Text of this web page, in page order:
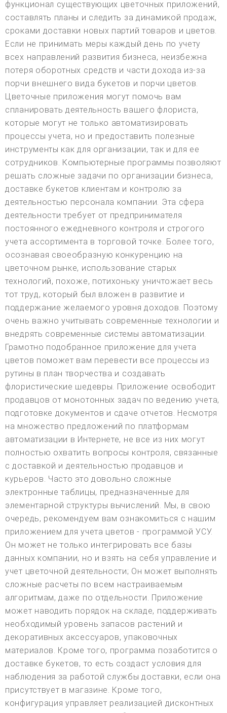
функционал существующих цветочных приложений,
составлять планы и следить за динамикой продаж,
сроками доставки новых партий товаров и цветов.
Если не принимать меры каждый день по учету
всех направлений развития бизнеса, неизбежна
потеря оборотных средств и части дохода из-за
порчи внешнего вида букетов и порчи цветов.
Цветочные приложения могут помочь вам
спланировать деятельность вашего флориста,
которые могут не только автоматизировать
процессы учета, но и предоставить полезные
инструменты как для организации, так и для ее
сотрудников. Компьютерные программы позволяют
решать сложные задачи по организации бизнеса,
доставке букетов клиентам и контролю за
деятельностью персонала компании. Эта сфера
деятельности требует от предпринимателя
постоянного ежедневного контроля и строгого
учета ассортимента в торговой точке. Более того,
осознавая своеобразную конкуренцию на
цветочном рынке, использование старых
технологий, похоже, потихоньку уничтожает весь
тот труд, который был вложен в развитие и
поддержание желаемого уровня доходов. Поэтому
очень важно учитывать современные технологии и
внедрять современные системы автоматизации.
Грамотно подобранное приложение для учета
цветов поможет вам перевести все процессы из
рутины в план творчества и создавать
флористические шедевры. Приложение освободит
продавцов от монотонных задач по ведению учета,
подготовке документов и сдаче отчетов. Несмотря
на множество предложений по платформам
автоматизации в Интернете, не все из них могут
полностью охватить вопросы контроля, связанные
с доставкой и деятельностью продавцов и
курьеров. Часто это довольно сложные
электронные таблицы, предназначенные для
элементарной структуры вычислений. Мы, в свою
очередь, рекомендуем вам ознакомиться с нашим
приложением для учета цветов - программой УСУ.
Он может не только интегрировать все базы
данных компании, но и взять на себя управление и
учет цветочной деятельности; Он может выполнять
сложные расчеты по всем настраиваемым
алгоритмам, даже по отдельности. Приложение
может наводить порядок на складе, поддерживать
необходимый уровень запасов растений и
декоративных аксессуаров, упаковочных
материалов. Кроме того, программа позаботится о
доставке букетов, то есть создаст условия для
наблюдения за работой службы доставки, если она
присутствует в магазине. Кроме того,
конфигурация управляет реализацией дисконтных